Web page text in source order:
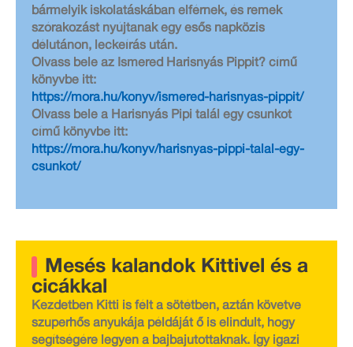
bármelyik iskolatáskában elférnek, és remek
szórakozást nyújtanak egy esős napközis
délutánon, leckeírás után.
Olvass bele az Ismered Harisnyás Pippit? című
könyvbe itt:
https://mora.hu/konyv/ismered-harisnyas-pippit/
Olvass bele a Harisnyás Pipi talál egy csunkot
című könyvbe itt:
https://mora.hu/konyv/harisnyas-pippi-talal-egy-
csunkot/
Mesés kalandok Kittivel és a
cicákkal
Kezdetben Kitti is félt a sötétben, aztán követve
szuperhős anyukája példáját ő is elindult, hogy
segítségére legyen a bajbajutottaknak. Így igazi